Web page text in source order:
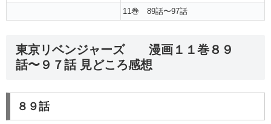
11巻 89話〜97話
東京リベンジャーズ 漫画１１巻８９
話〜９７話 見どころ感想
８９話